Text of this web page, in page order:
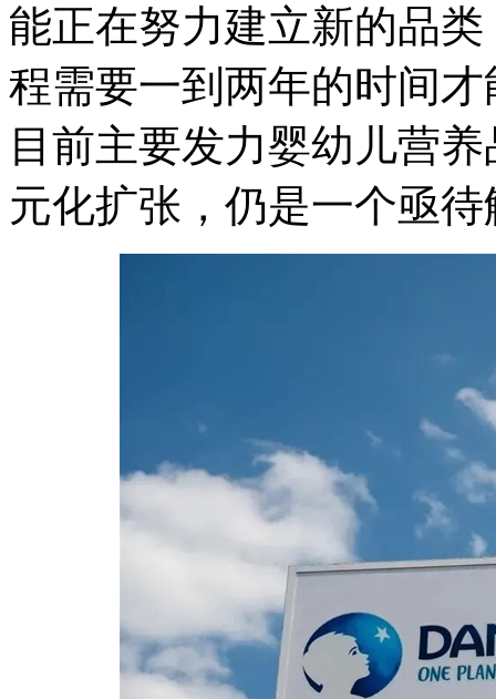
能正在努力建立新的品
程需要一到两年的时间
目前主要发力婴幼儿营
元化扩张，仍是一个亟